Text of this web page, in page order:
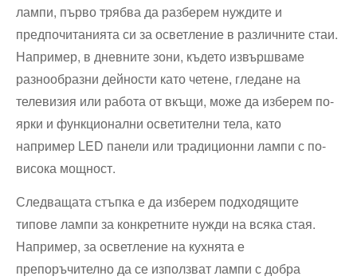
лампи, първо трябва да разберем нуждите и
предпочитанията си за осветление в различните стаи.
Например, в дневните зони, където извършваме
разнообразни дейности като четене, гледане на
телевизия или работа от вкъщи, може да изберем по-
ярки и функционални осветителни тела, като
например LED панели или традиционни лампи с по-
висока мощност.
Следващата стъпка е да изберем подходящите
типове лампи за конкретните нужди на всяка стая.
Например, за осветление на кухнята е
препоръчително да се използват лампи с добра